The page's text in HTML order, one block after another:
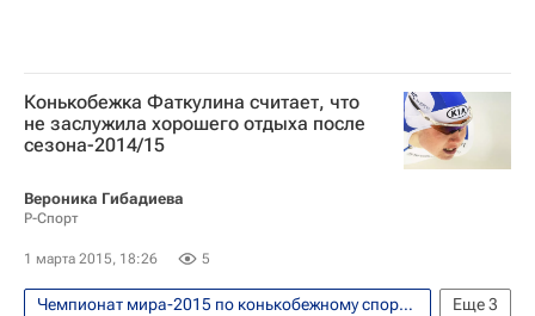
Конькобежка Фаткулина считает, что
не заслужила хорошего отдыха после
сезона-2014/15
Вероника Гибадиева
Р-Спорт
1 марта 2015, 18:26 5
Еще3
Чемпионат мира-2015 по конькобежному спорту в спринтерском многоборье. Астана, 28 февраля - 1 марта